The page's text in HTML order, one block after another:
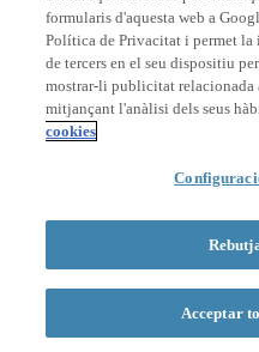
Membre de
Acreditacions
© 2026 La Salle Campus
Formulari de cerca
formularis d'aquesta web a
Política de Privacitat i permet la
de tercers en el seu dispositiu
mostrar-li publicitat relacionada
mitjançant l'anàlisi dels seus
cookies
Acceptar